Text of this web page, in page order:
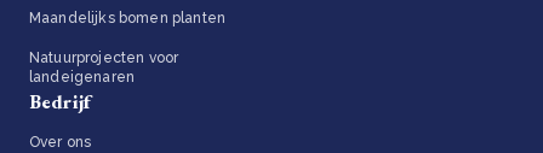
Maandelijks bomen planten
Natuurprojecten voor
landeigenaren
Bedrijf
Over ons